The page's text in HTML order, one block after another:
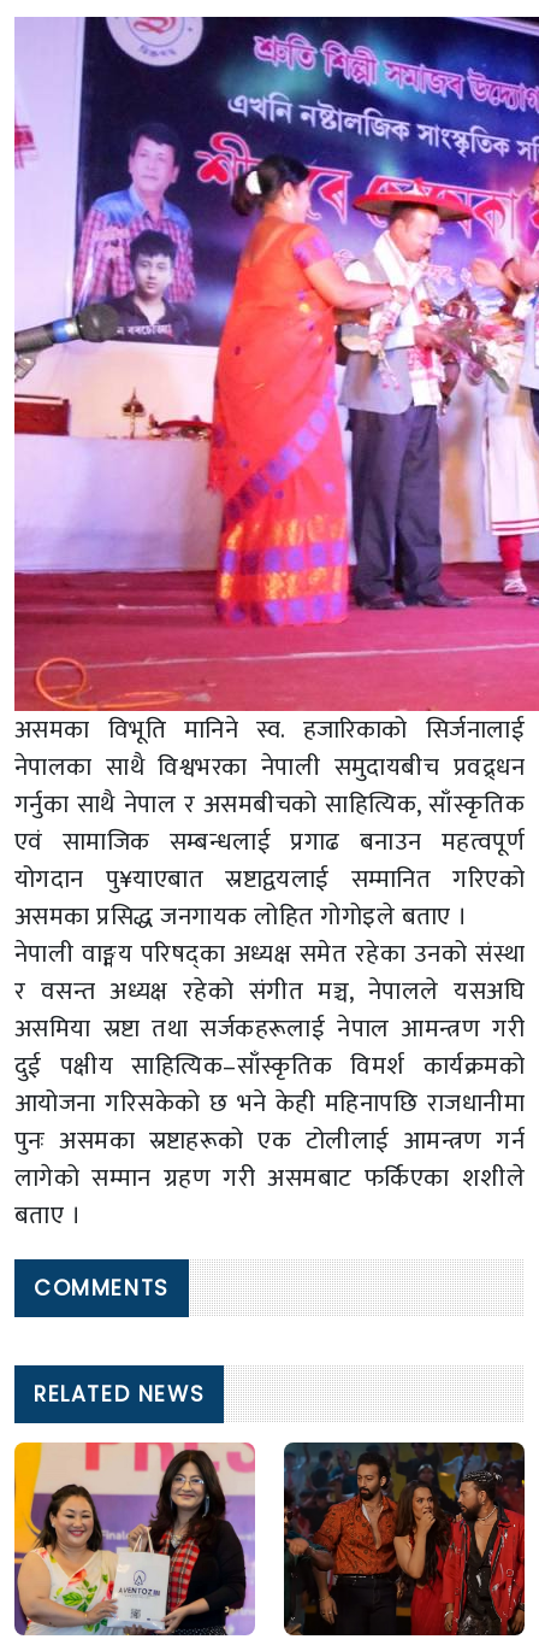
असमका विभूति मानिने स्व. हजारिकाको सिर्जनालाई
नेपालका साथै विश्वभरका नेपाली समुदायबीच प्रवद्र्धन
गर्नुका साथै नेपाल र असमबीचको साहित्यिक, साँस्कृतिक
एवं सामाजिक सम्बन्धलाई प्रगाढ बनाउन महत्वपूर्ण
योगदान पु¥याएबात स्रष्टाद्वयलाई सम्मानित गरिएको
असमका प्रसिद्ध जनगायक लोहित गोगोइले बताए ।
नेपाली वाङ्मय परिषद्का अध्यक्ष समेत रहेका उनको संस्था
र वसन्त अध्यक्ष रहेको संगीत मञ्च, नेपालले यसअघि
असमिया स्रष्टा तथा सर्जकहरूलाई नेपाल आमन्त्रण गरी
दुई पक्षीय साहित्यिक–साँस्कृतिक विमर्श कार्यक्रमको
आयोजना गरिसकेको छ भने केही महिनापछि राजधानीमा
पुनः असमका स्रष्टाहरूको एक टोलीलाई आमन्त्रण गर्न
लागेको सम्मान ग्रहण गरी असमबाट फर्किएका शशीले
बताए ।
COMMENTS
RELATED NEWS